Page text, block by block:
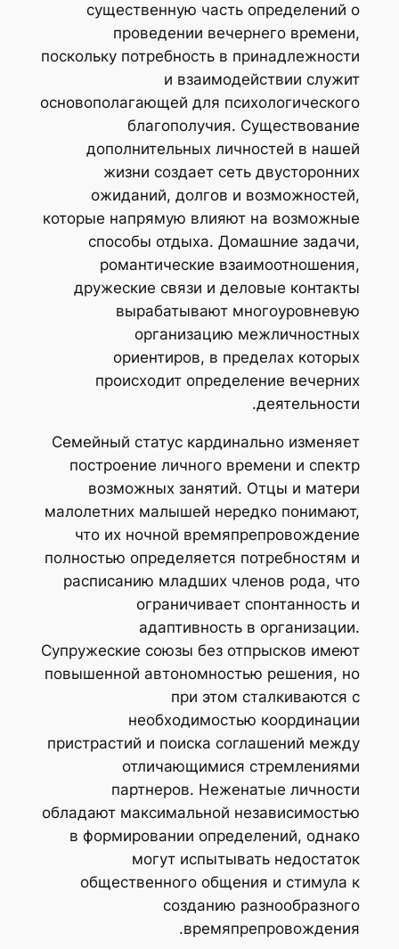
существенную часть определений о
проведении вечернего времени,
поскольку потребность в принадлежности
и взаимодействии служит
основополагающей для психологического
благополучия. Существование
дополнительных личностей в нашей
жизни создает сеть двусторонних
ожиданий, долгов и возможностей,
которые напрямую влияют на возможные
способы отдыха. Домашние задачи,
романтические взаимоотношения,
дружеские связи и деловые контакты
вырабатывают многоуровневую
организацию межличностных
ориентиров, в пределах которых
происходит определение вечерних
деятельности.
Семейный статус кардинально изменяет
построение личного времени и спектр
возможных занятий. Отцы и матери
малолетних малышей нередко понимают,
что их ночной времяпрепровождение
полностью определяется потребностям и
расписанию младших членов рода, что
ограничивает спонтанность и
адаптивность в организации.
Супружеские союзы без отпрысков имеют
повышенной автономностью решения, но
при этом сталкиваются с
необходимостью координации
пристрастий и поиска соглашений между
отличающимися стремлениями
партнеров. Неженатые личности
обладают максимальной независимостью
в формировании определений, однако
могут испытывать недостаток
общественного общения и стимула к
созданию разнообразного
времяпрепровождения.